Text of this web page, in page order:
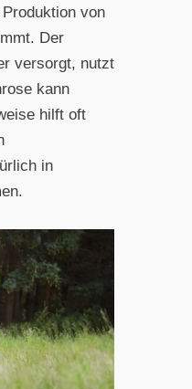
von
Der
versorgt, nutzt
kann
hilft oft
in